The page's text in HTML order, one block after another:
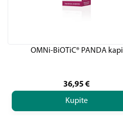
OMNi-BiOTiC® PANDA kapi
36,95 €
Kupite